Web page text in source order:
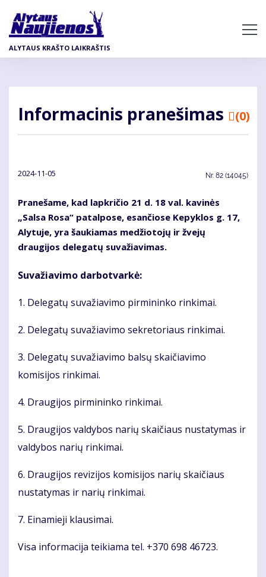
pagrindinį
turinį
ALYTAUS KRAŠTO LAIKRAŠTIS
Informacinis pranešimas (0)
2024-11-05 Nr. 82 (14045)
Pranešame, kad lapkričio 21 d. 18 val. kavinės
„Salsa Rosa“ patalpose, esančiose Kepyklos g. 17,
Alytuje, yra šaukiamas medžiotojų ir žvejų
draugijos delegatų suvažiavimas.
Suvažiavimo darbotvarkė:
1. Delegatų suvažiavimo pirmininko rinkimai.
2. Delegatų suvažiavimo sekretoriaus rinkimai.
3. Delegatų suvažiavimo balsų skaičiavimo
komisijos rinkimai.
4. Draugijos pirmininko rinkimai.
5. Draugijos valdybos narių skaičiaus nustatymas ir
valdybos narių rinkimai.
6. Draugijos revizijos komisijos narių skaičiaus
nustatymas ir narių rinkimai.
7. Einamieji klausimai.
Visa informacija teikiama tel. +370 698 46723.